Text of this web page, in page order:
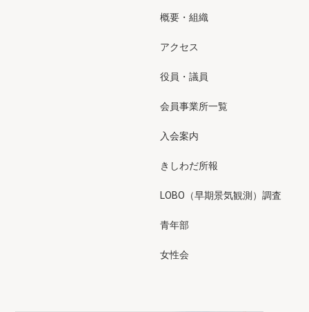
概要・組織
アクセス
役員・議員
会員事業所一覧
入会案内
きしわだ所報
LOBO（早期景気観測）調査
青年部
女性会